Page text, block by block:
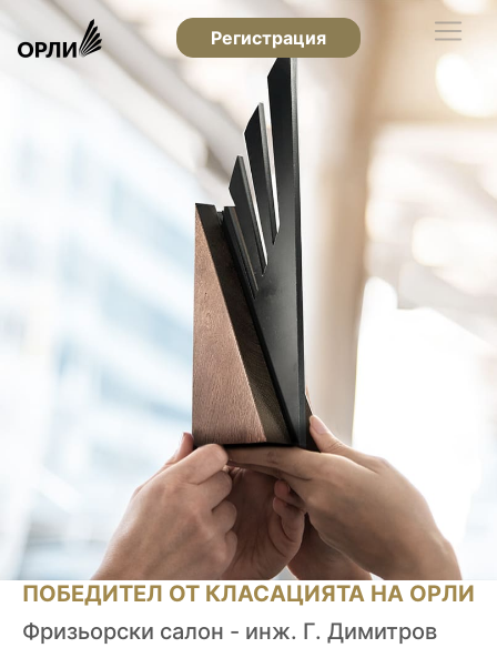
Регистрация
ПОБЕДИТЕЛ ОТ КЛАСАЦИЯТА НА ОРЛИ
Фризьорски салон - инж. Г. Димитров